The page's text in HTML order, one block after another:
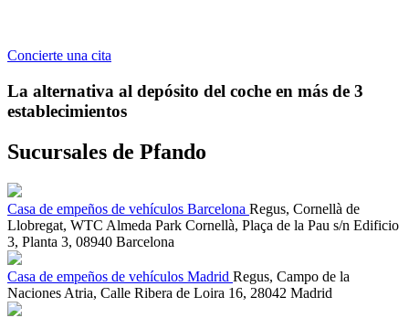
Concierte una cita
La alternativa al depósito del coche en más de 3
establecimientos
Sucursales de Pfando
Casa de empeños de vehículos Barcelona Regus, Cornellà de
Llobregat, WTC Almeda Park Cornellà, Plaça de la Pau s/n Edificio
3, Planta 3, 08940 Barcelona
Casa de empeños de vehículos Madrid Regus, Campo de la
Naciones Atria, Calle Ribera de Loira 16, 28042 Madrid